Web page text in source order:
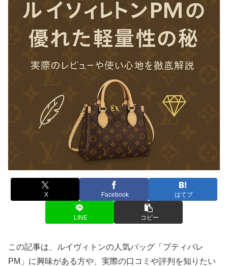
X Facebook はてブ
LINE コピー
この記事は、ルイヴィトンの人気バッグ「プティパレ
PM」に興味がある方や、実際の口コミや評判を知りたい